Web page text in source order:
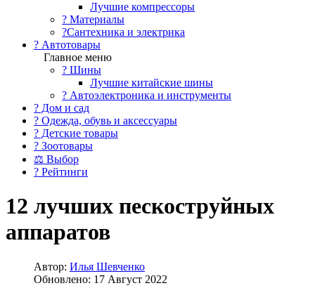
Лучшие компрессоры
? Материалы
?Сантехника и электрика
? Автотовары
Главное меню
? Шины
Лучшие китайские шины
? Автоэлектроника и инструменты
? Дом и сад
? Одежда, обувь и аксессуары
? Детские товары
? Зоотовары
⚖ Выбор
? Рейтинги
12 лучших пескоструйных
аппаратов
Автор: Илья Шевченко
Обновлено: 17 Август 2022